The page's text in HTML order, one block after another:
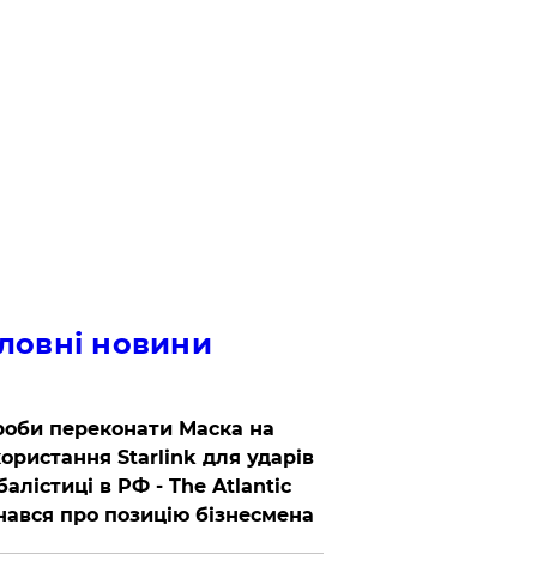
новини
переконати Маска на
Starlink для ударів
в РФ - The Atlantic
про позицію бізнесмена